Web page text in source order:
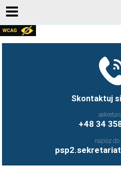
Skontaktuj
+48 34
napisz do
E-DZIENNIK